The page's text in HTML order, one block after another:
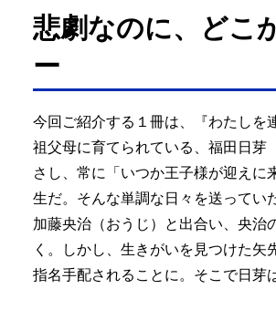
悲劇なのに、どこ
ー
今回ご紹介する１冊は、『わたしを
祖父母に育てられている、福田日芽
さし、常に「いつか王子様が迎えに
生だ。そんな単調な日々を送ってい
加藤央治（おうじ）と出合い、央治
く。しかし、生きがいを見つけた
指名手配されることに。そこで日